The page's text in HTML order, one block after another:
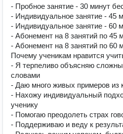
- Пробное занятие - 30 минут
- Индивидуальное занятие - 45
- Индивидуальное занятие - 60
- Абонемент на 8 занятий по 45
- Абонемент на 8 занятий по 60
Почему ученикам нравится
- Я терпеливо объясняю
словами
- Даю много живых примеров из
- Нахожу индивидуальный
ученику
- Помогаю преодолеть страх
- Поддерживаю и веду к